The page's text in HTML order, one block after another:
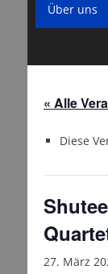
Über uns
« Alle
Diese
27. März